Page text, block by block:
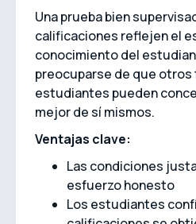
Una prueba bien
calificaciones reflejen el
conocimiento del
preocuparse de que
estudiantes pueden
mejor de sí mismos.
Ventajas clave:
Las condiciones
esfuerzo honesto
Los estudiantes